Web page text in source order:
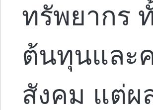
ทรัพยากร
ต้นทุนและ
สังคม แต่ผ